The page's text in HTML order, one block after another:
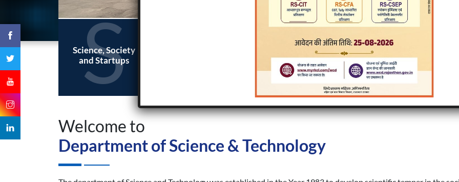
S
Science, Society
and Startups
R
Research and
Remote Sensing
I
Innovation and IPR
Welcome to
Department of Science & Technology